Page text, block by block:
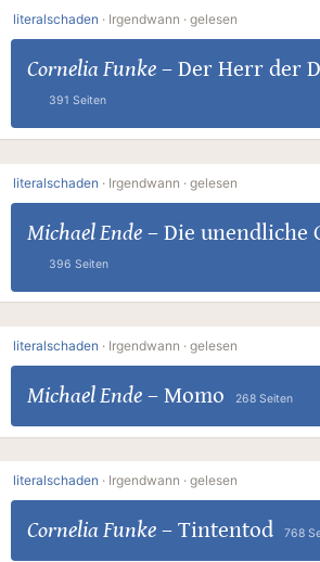
literalschaden · Irgendwann · gelesen
Cornelia Funke– Der Herr der
391 Seiten
literalschaden · Irgendwann · gelesen
Michael Ende– Die unendliche
396 Seiten
literalschaden · Irgendwann · gelesen
Michael Ende– Momo 268 Seiten
literalschaden · Irgendwann · gelesen
Cornelia Funke– Tintentod 768